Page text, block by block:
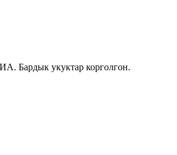
Бардык укуктар корголгон.